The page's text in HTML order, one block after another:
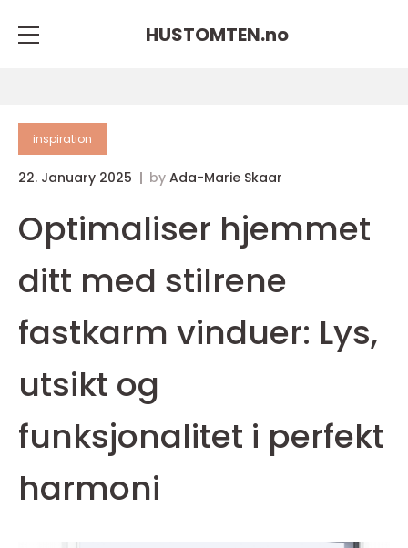
HUSTOMTEN.no
inspiration
22. January 2025 by Ada-Marie Skaar
Optimaliser hjemmet
ditt med stilrene
fastkarm vinduer: Lys,
utsikt og
funksjonalitet i perfekt
harmoni